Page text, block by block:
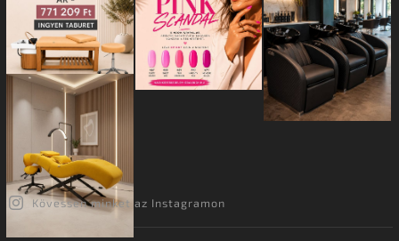
Kövessen minket az Instagramon